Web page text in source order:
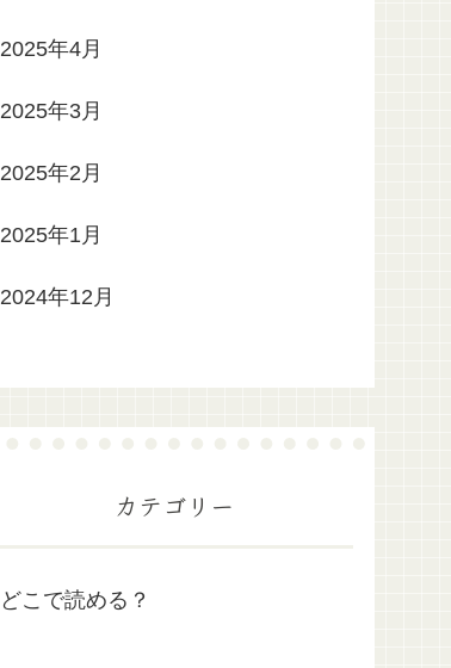
2025年4月
2025年3月
2025年2月
2025年1月
2024年12月
カテゴリー
どこで読める？